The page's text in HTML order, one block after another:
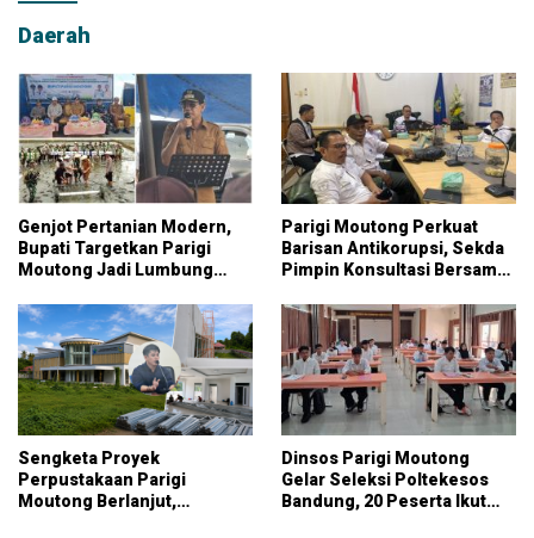
Daerah
Genjot Pertanian Modern,
Bupati Targetkan Parigi
Moutong Jadi Lumbung
Parigi Moutong Perkuat
Barisan Antikorupsi, Sekda
Pimpin Konsultasi Bersama
Sengketa Proyek
Perpustakaan Parigi
Moutong Berlanjut,
Dinsos Parigi Moutong
Gelar Seleksi Poltekesos
Bandung, 20 Peserta Ikut